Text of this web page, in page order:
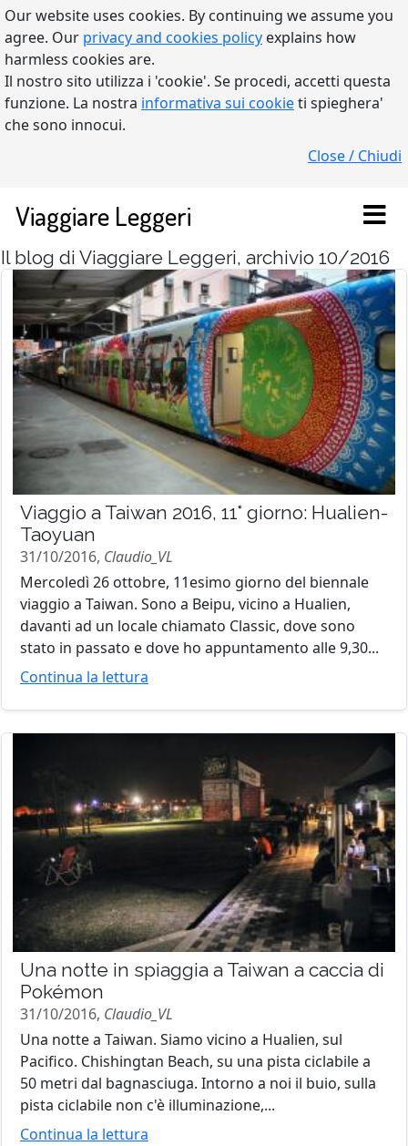
Our website uses cookies. By continuing we assume you
agree. Our privacy and cookies policy explains how
harmless cookies are.
Il nostro sito utilizza i 'cookie'. Se procedi, accetti questa
funzione. La nostra informativa sui cookieti spieghera'
che sono innocui.
Close / Chiudi
Viaggiare Leggeri
Il blog di Viaggiare Leggeri, archivio 10/2016
Viaggio a Taiwan 2016, 11° giorno: Hualien-
Taoyuan
31/10/2016, Claudio_VL
Mercoledì 26 ottobre, 11esimo giorno del biennale
viaggio a Taiwan. Sono a Beipu, vicino a Hualien,
davanti ad un locale chiamato Classic, dove sono
stato in passato e dove ho appuntamento alle 9,30...
Continua la lettura
Una notte in spiaggia a Taiwan a caccia di
Pokémon
31/10/2016, Claudio_VL
Una notte a Taiwan. Siamo vicino a Hualien, sul
Pacifico. Chishingtan Beach, su una pista ciclabile a
50 metri dal bagnasciuga. Intorno a noi il buio, sulla
pista ciclabile non c'è illuminazione,...
Continua la lettura